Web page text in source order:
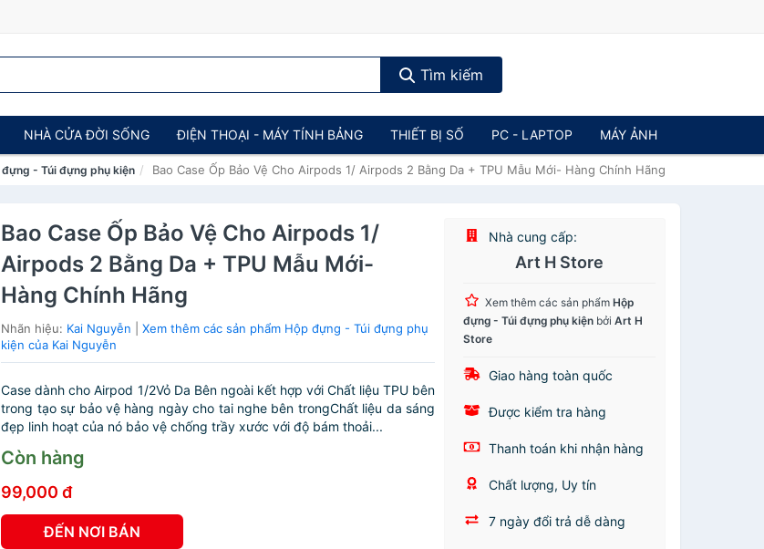
Tìm kiếm
NHÀ CỬA ĐỜI SỐNG ĐIỆN THOẠI - MÁY TÍNH BẢNG THIẾT BỊ SỐ PC - LAPTOP MÁY ẢNH
đựng - Túi đựng phụ kiện Bao Case Ốp Bảo Vệ Cho Airpods 1/ Airpods 2 Bằng Da + TPU Mẫu Mới- Hàng Chính Hãng
Bao Case Ốp Bảo Vệ Cho Airpods 1/
Airpods 2 Bằng Da + TPU Mẫu Mới-
Hàng Chính Hãng
Nhãn hiệu: Kai Nguyễn |Xem thêm các sản phẩm Hộp đựng - Túi đựng phụ
kiện của Kai Nguyễn
Case dành cho Airpod 1/2Vỏ Da Bên ngoài kết hợp với Chất liệu TPU bên
trong tạo sự bảo vệ hàng ngày cho tai nghe bên trongChất liệu da sáng
đẹp linh hoạt của nó bảo vệ chống trầy xước với độ bám thoải...
Còn hàng
99,000 đ
ĐẾN NƠI BÁN
Nhà cung cấp:
Art H Store
Xem thêm các sản phẩmHộp
đựng - Túi đựng phụ kiện bởiArt H
Store
Giao hàng toàn quốc
Được kiểm tra hàng
Thanh toán khi nhận hàng
Chất lượng, Uy tín
7 ngày đổi trả dễ dàng